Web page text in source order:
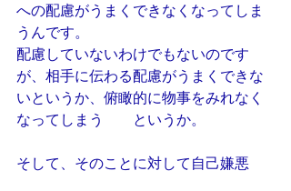
への配慮がうまくできなくなってしま
うんです。
配慮していないわけでもないのです
が、相手に伝わる配慮がうまくできな
いというか、俯瞰的に物事をみれなく
なってしまう　　というか。
そして、そのことに対して自己嫌悪